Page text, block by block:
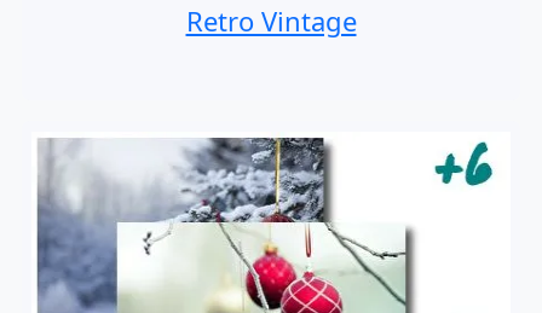
Retro Vintage